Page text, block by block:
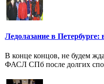
Ледолазание в Петербурге:
В конце концов, не будем
ФАСЛ СПб после долгих